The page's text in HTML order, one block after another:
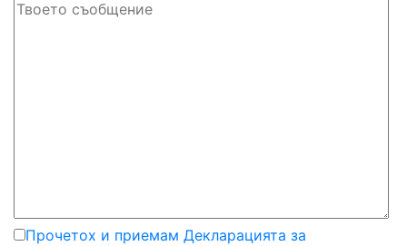
Прочетох и приемам Декларацията за